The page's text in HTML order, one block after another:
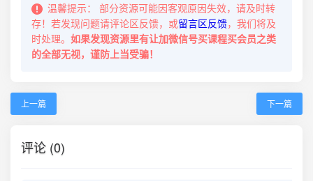
温馨提示：
部分资源可能因客观原因失效，请及时转
存！若发现问题请评论区反馈，或留言区反馈，我们将及
时处理。 如果发现资源里有让加微信号买课程买会员之类
的全部无视，谨防上当受骗！
上一篇 下一篇
评论 (0)